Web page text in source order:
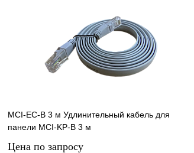
MCI-EC-B 3 м Удлинительный кабель для
панели MCI-KP-В 3 м
Цена по запросу